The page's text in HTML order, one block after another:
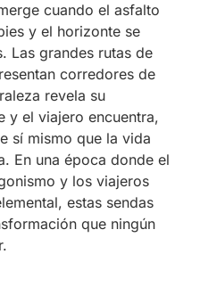
cuando el asfalto
y el horizonte se
Las grandes rutas de
corredores de
revela su
y el viajero encuentra,
sí mismo que la vida
En una época donde el
y los viajeros
estas sendas
que ningún